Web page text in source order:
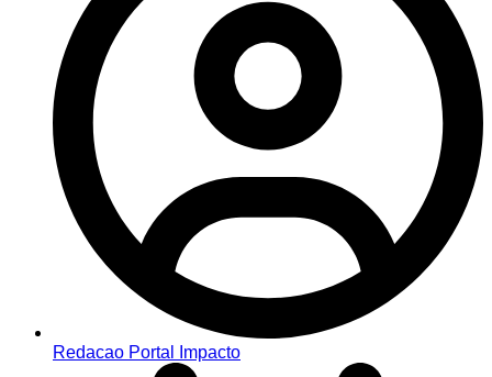
Redacao Portal Impacto